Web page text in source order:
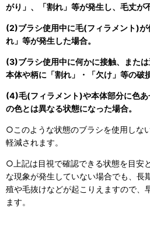
がり」、「割れ」等が発生し、毛丈が
(2)ブラシ使用中に毛(フィラメント)
れ」等が発生した場合。
(3)ブラシ使用中に何かに接触、または
本体や柄に「割れ」・「欠け」等の破
(4)毛(フィラメント)や本体部分に色
の色とは異なる状態になった場合。
○このような状態のブラシを使用しな
軽減されます。
○上記は目視で確認できる状態を目安
な現象が発生していない場合でも、長
殖や毛抜けなどが起こりえますので、
ます。